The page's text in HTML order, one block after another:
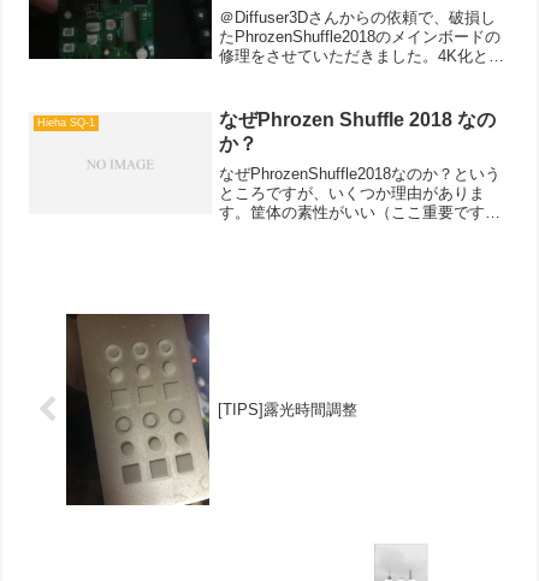
＠Diffuser3Dさんからの依頼で、破損し
たPhrozenShuffle2018のメインボードの
修理をさせていただきました。4K化とか
るのは初めてだったりします。症...
Hieha SQ-1
なぜPhrozen Shuffle 2018 なの
か？
なぜPhrozenShuffle2018なのか？という
ところですが、いくつか理由がありま
す。筐体の素性がいい（ここ重要です
[TIPS]露光時間調整